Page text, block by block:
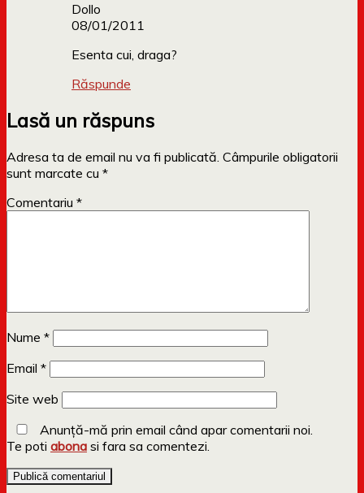
Dollo
08/01/2011
Esenta cui, draga?
Răspunde
Lasă un răspuns
Adresa ta de email nu va fi publicată. Câmpurile obligatorii
sunt marcate cu *
Comentariu *
Nume *
Email *
Site web
Anunță-mă prin email când apar comentarii noi.
Te poti abona si fara sa comentezi.